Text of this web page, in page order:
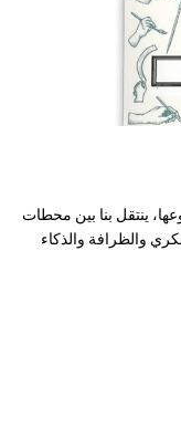
ينتقل بنا بين محطات
والظرافة والذكاء